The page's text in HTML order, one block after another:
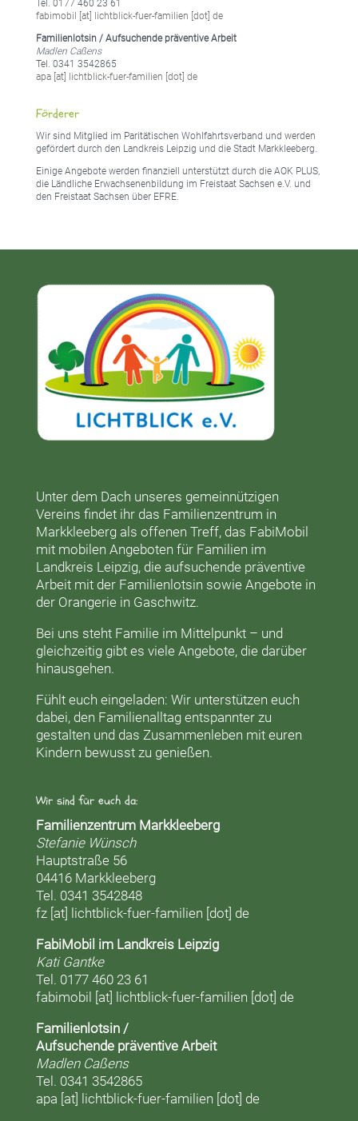
Tel. 0177 460 23 61
fabimobil [at] lichtblick-fuer-familien [dot] de
Familienlotsin / Aufsuchende präventive Arbeit
Madlen Caßens
Tel. 0341 3542865
apa [at] lichtblick-fuer-familien [dot] de
Förderer
Wir sind Mitglied im Paritätischen Wohlfahrtsverband und werden
gefördert durch den Landkreis Leipzig und die Stadt Markkleeberg.
Einige Angebote werden finanziell unterstützt durch die AOK PLUS,
die Ländliche Erwachsenenbildung im Freistaat Sachsen e.V. und
den Freistaat Sachsen über EFRE.
Unter dem Dach unseres gemeinnützigen
Vereins findet ihr das Familienzentrum in
Markkleebergals offenen Treff, das FabiMobil
mit mobilen Angeboten für Familien im
Landkreis Leipzig, die aufsuchende präventive
Arbeit mit der Familienlotsin sowie Angebote in
der Orangeriein Gaschwitz.
Bei uns steht Familie im Mittelpunkt – und
gleichzeitig gibt es viele Angebote, die darüber
hinausgehen.
Fühlt euch eingeladen: Wir unterstützen euch
dabei, den Familienalltag entspannter zu
gestalten und das Zusammenleben mit euren
Kindern bewusst zu genießen.
Wir sind für euch da:
Familienzentrum Markkleeberg
Stefanie Wünsch
Hauptstraße 56
04416 Markkleeberg
Tel. 0341 3542848
fz [at] lichtblick-fuer-familien [dot] de
FabiMobil im Landkreis Leipzig
Kati Gantke
Tel. 0177 460 23 61
fabimobil [at] lichtblick-fuer-familien [dot] de
Familienlotsin /
Aufsuchende präventive Arbeit
Madlen Caßens
Tel. 0341 3542865
apa [at] lichtblick-fuer-familien [dot] de